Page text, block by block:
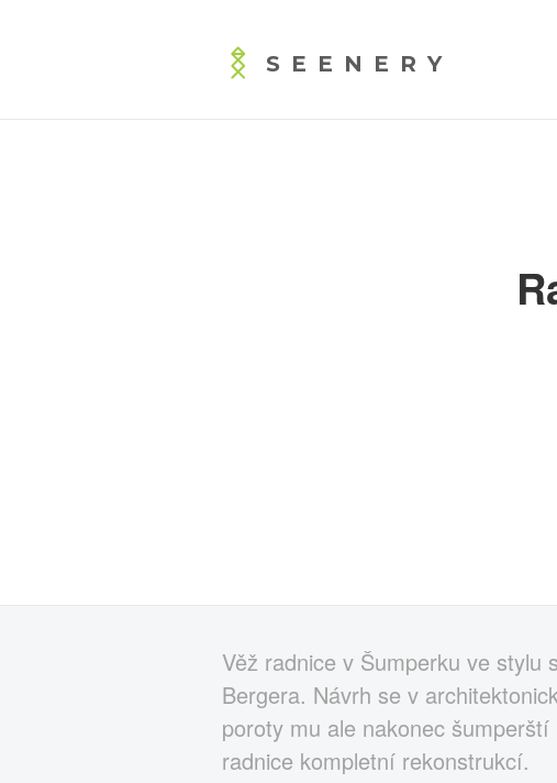
SEENERY
Věž radnice v Šumperku ve stylu
Bergera. Návrh se v
poroty mu ale nakonec
radnice kompletní rekonstrukcí.